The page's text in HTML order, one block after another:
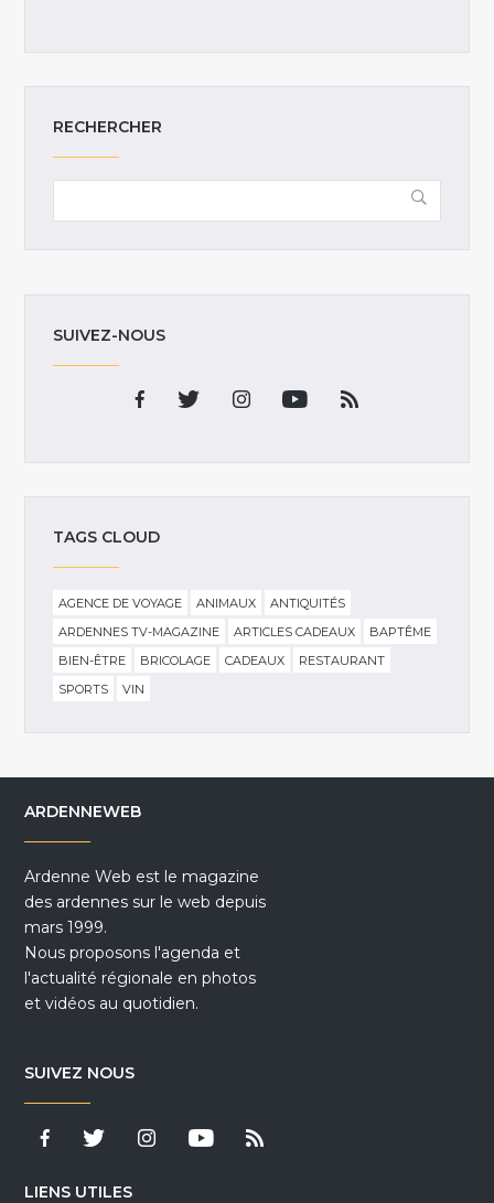
RECHERCHER
SUIVEZ-NOUS
TAGS CLOUD
AGENCE DE VOYAGE ANIMAUX
ANTIQUITÉS
ARDENNES TV-MAGAZINE
ARTICLES CADEAUX
BAPTÊME
BIEN-ÊTRE
BRICOLAGE CADEAUX
RESTAURANT
SPORTS
VIN
ARDENNEWEB
Ardenne Web est le magazine
des ardennes sur le web depuis
mars 1999.
Nous proposons l'agenda et
l'actualité régionale en photos
et vidéos au quotidien.
SUIVEZ NOUS
LIENS UTILES